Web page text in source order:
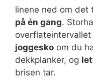
linene ned om det
på én gang.
joggesko om du
dekkplanker, og
brisen tar.